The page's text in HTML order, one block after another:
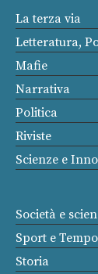
La terza via
Letteratura,
Mafie
Narrativa
Politica
Riviste
Scienze e
Società e
Sport e
Storia